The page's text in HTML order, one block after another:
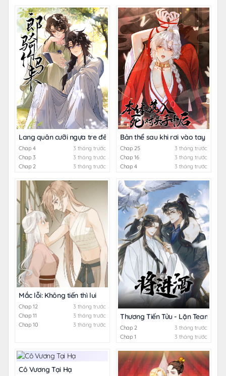
Lang quân cưỡi ngựa tre đến
Chap 4
3 tháng trước
Chap 3
3 tháng trước
Chap 2
3 tháng trước
Bản thể sau khi rơi vào tay kẻ
Chap 25
3 tháng trước
Chap 16
3 tháng trước
Chap 4
3 tháng trước
Mắc lỗi: Không tiến thì lui
Chap 12
3 tháng trước
Chap 11
3 tháng trước
Chap 10
3 tháng trước
Thương Tiến Tửu - Lặn Team
Chap 2
3 tháng trước
Chap 1
3 tháng trước
Cô Vương Tại Hạ